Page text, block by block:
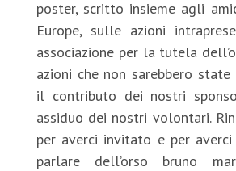
poster, scritto insieme agli
Europe, sulle azioni
associazione per la tutela
azioni che non sarebbero state
il contributo dei nostri
assiduo dei nostri volontari.
per averci invitato e per
parlare dell’orso bruno